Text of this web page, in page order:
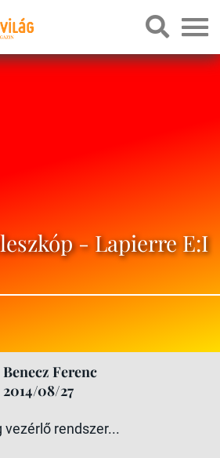
- Lapierre E:I
Benecz Ferenc
2014/08/27
rendszer...